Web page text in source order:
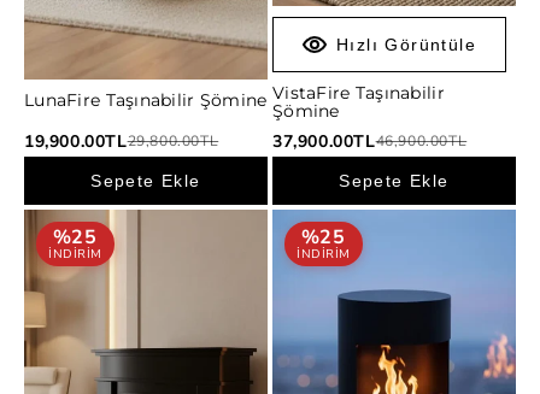
Hızlı Görüntüle
LunaFire Taşınabilir Şömine
İndirimli
19,900.00TLNormal
29,800.00TL
Sepete Ekle
Hızlı Görüntüle
VistaFire Taşınabilir
Şömine
İndirimli
37,900.00TLNormal
46,900.00TL
Sepete Ekle
%25
INDIRIM
%25
INDIRIM